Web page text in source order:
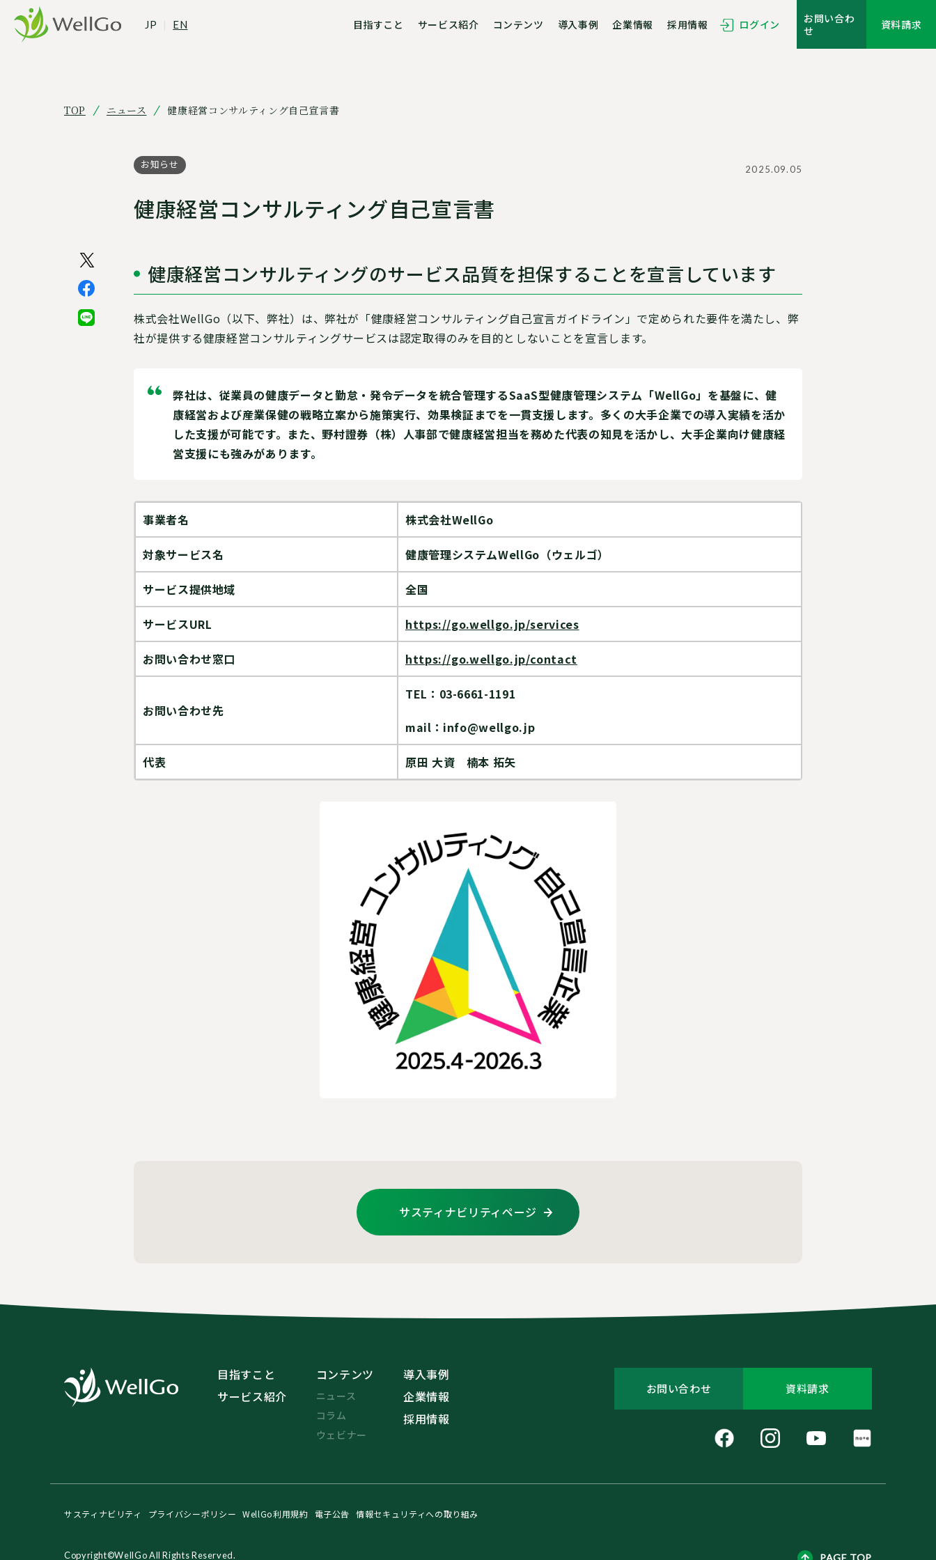
JP ｜ EN 目指すこと サービス紹介 コンテンツ 導入事例 企業情報 採用情報 ログイン
お問い合わ
せ
資料請求
TOP ニュース 健康経営コンサルティング自己宣言書
お知らせ 2025.09.05
健康経営コンサルティング自己宣言書
健康経営コンサルティングのサービス品質を担保することを宣言しています
株式会社WellGo （以下、弊社）は、弊社が「健康経営コンサルティング自己宣言ガイドライン」で定められた要件を満たし、弊
社が提供する健康経営コンサルティングサービスは認定取得のみを目的としないことを宣言します。
弊社は、従業員の健康データと勤怠・発令データを統合管理するSaaS型健康管理システム「WellGo」を基盤に、健
康経営および産業保健の戦略立案から施策実行、効果検証までを一貫支援します。多くの大手企業での導入実績を活か
した支援が可能です。また、野村證券（株）人事部で健康経営担当を務めた代表の知見を活かし、大手企業向け健康経
営支援にも強みがあります。
事業者名 株式会社WellGo
対象サービス名 健康管理システムWellGo（ウェルゴ）
サービス提供地域 全国
サービスURL https://go.wellgo.jp/services
お問い合わせ窓口 https://go.wellgo.jp/contact
お問い合わせ先
TEL：03-6661-1191
mail：info@wellgo.jp
代表 原田 大資 楠本 拓矢
サスティナビリティページ
目指すこと
サービス紹介
コンテンツ
ニュース
コラム
ウェビナー
導入事例
企業情報
採用情報
お問い合わせ 資料請求
サスティナビリティ プライバシーポリシー WellGo利用規約 電子公告 情報セキュリティへの取り組み
Copyright©WellGo All Rights Reserved. PAGE TOP